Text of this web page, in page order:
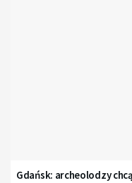
Gdańsk: archeolodzy